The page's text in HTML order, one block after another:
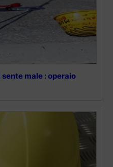
male : operaio